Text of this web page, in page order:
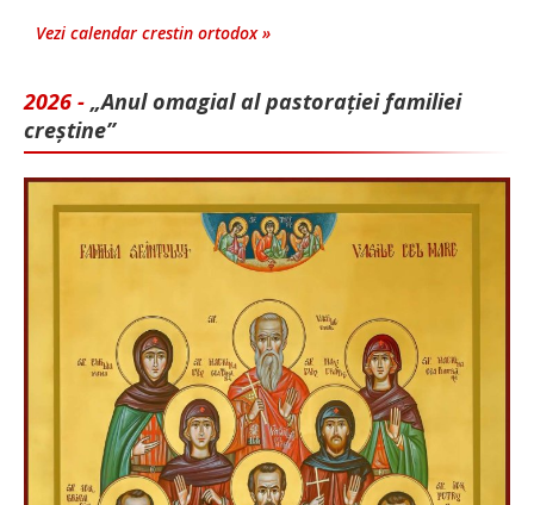
Vezi calendar crestin ortodox »
2026 - „Anul omagial al pastorației familiei
creștine”